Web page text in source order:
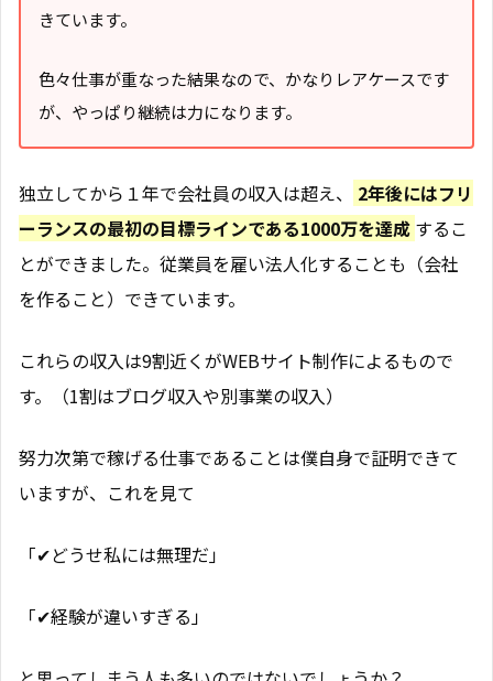
きています。
色々仕事が重なった結果なので、かなりレアケースです
が、やっぱり継続は力になります。
独立してから１年で会社員の収入は超え、
2年後にはフリ
ーランスの最初の目標ラインである1000万を達成 するこ
とができました。従業員を雇い法人化することも（会社
を作ること）できています。
これらの収入は9割近くがWEBサイト制作によるもので
す。（1割はブログ収入や別事業の収入）
努力次第で稼げる仕事であることは僕自身で証明できて
いますが、これを見て
「✔︎どうせ私には無理だ」
「✔︎経験が違いすぎる」